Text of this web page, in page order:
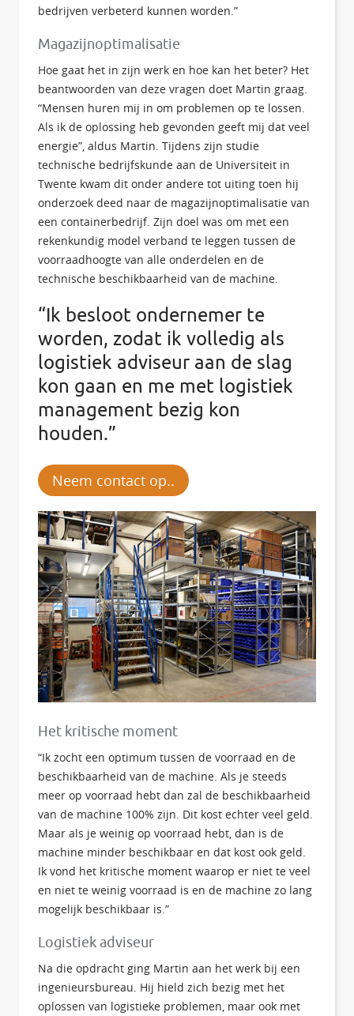
bedrijven verbeterd kunnen worden.”
Magazijnoptimalisatie
Hoe gaat het in zijn werk en hoe kan het beter? Het
beantwoorden van deze vragen doet Martin graag.
“Mensen huren mij in om problemen op te lossen.
Als ik de oplossing heb gevonden geeft mij dat veel
energie”, aldus Martin. Tijdens zijn studie
technische bedrijfskunde aan de Universiteit in
Twente kwam dit onder andere tot uiting toen hij
onderzoek deed naar de magazijnoptimalisatie van
een containerbedrijf. Zijn doel was om met een
rekenkundig model verband te leggen tussen de
voorraadhoogte van alle onderdelen en de
technische beschikbaarheid van de machine.
“Ik besloot ondernemer te
worden, zodat ik volledig als
logistiek adviseur aan de slag
kon gaan en me met logistiek
management bezig kon
houden.”
Neem contact op..
Het kritische moment
“Ik zocht een optimum tussen de voorraad en de
beschikbaarheid van de machine. Als je steeds
meer op voorraad hebt dan zal de beschikbaarheid
van de machine 100% zijn. Dit kost echter veel geld.
Maar als je weinig op voorraad hebt, dan is de
machine minder beschikbaar en dat kost ook geld.
Ik vond het kritische moment waarop er niet te veel
en niet te weinig voorraad is en de machine zo lang
mogelijk beschikbaar is.”
Logistiek adviseur
Na die opdracht ging Martin aan het werk bij een
ingenieursbureau. Hij hield zich bezig met het
oplossen van logistieke problemen, maar ook met